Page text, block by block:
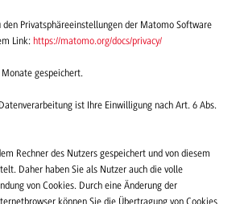
Privatsphäreeinstellungen der Matomo Software
Link: https://matomo.org/docs/privacy/
gespeichert.
ist Ihre Einwilligung nach Art. 6 Abs.
Rechner des Nutzers gespeichert und von diesem
Daher haben Sie als Nutzer auch die volle
von Cookies. Durch eine Änderung der